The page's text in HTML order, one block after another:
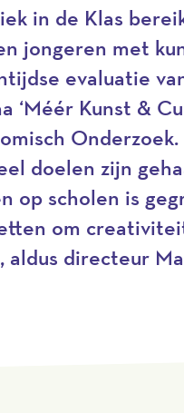
in de Klas
jongeren met
evaluatie
‘Méér Kunst &
doelen zijn
op scholen is
om
aldus directeur